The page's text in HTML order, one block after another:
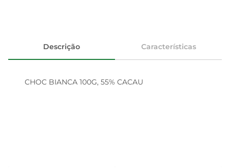
Descrição Características
CHOC BIANCA 100G, 55% CACAU